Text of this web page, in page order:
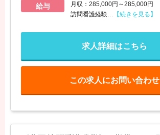
給与
月収：285,000円～285,000円
訪問看護経験… 【続きを見る】
求人詳細はこちら
この求人にお問い合わせ